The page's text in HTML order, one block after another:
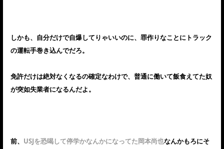
しかも、自分だけで自爆してりゃいいのに、罪作りなことにトラック
の運転手巻き込んでだろ。
免許だけは絶対なくなるの確定なわけで、普通に働いて飯食えてた奴
が突如失業者になるんだよ。
前、 USJを恐喝して停学かなんかになってた岡本尚也なんかもろにそ